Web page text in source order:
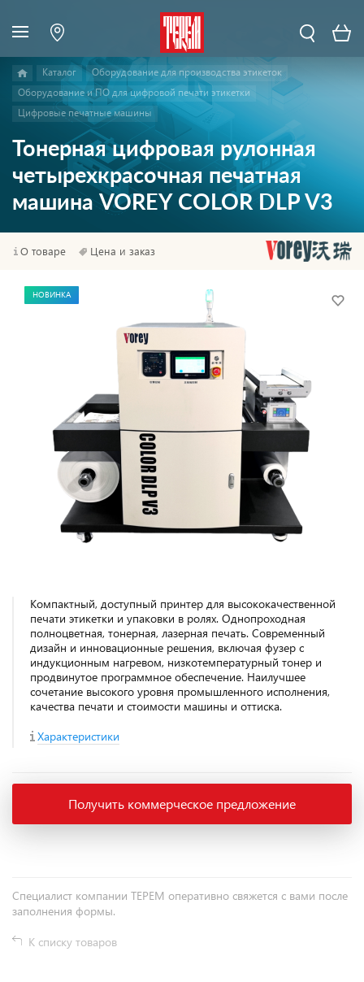
Каталог
Оборудование для производства этикеток
Оборудование и ПО для цифровой печати этикетки
Цифровые печатные машины
Тонерная цифровая рулонная
четырехкрасочная печатная
машина VOREY COLOR DLP V3
О товаре Цена и заказ
НОВИНКА
Компактный, доступный принтер для высококачественной
печати этикетки и упаковки в ролях. Однопроходная
полноцветная, тонерная, лазерная печать. Современный
дизайн и инновационные решения, включая фузер с
индукционным нагревом, низкотемпературный тонер и
продвинутое программное обеспечение. Наилучшее
сочетание высокого уровня промышленного исполнения,
качества печати и стоимости машины и оттиска.
Характеристики
Получить коммерческое предложение
Специалист компании ТЕРЕМ оперативно свяжется с вами после
заполнения формы.
К списку товаров